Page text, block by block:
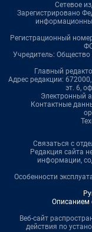
Сетевое
Зарегистрировано
Регистрационный
Учредитель:
Главный
Адрес редакции:
эт. 6,
Электронный
Контактные
Связаться с
Редакция сайта
информации,
Особенности
Описанием
Веб-сайт
действия по